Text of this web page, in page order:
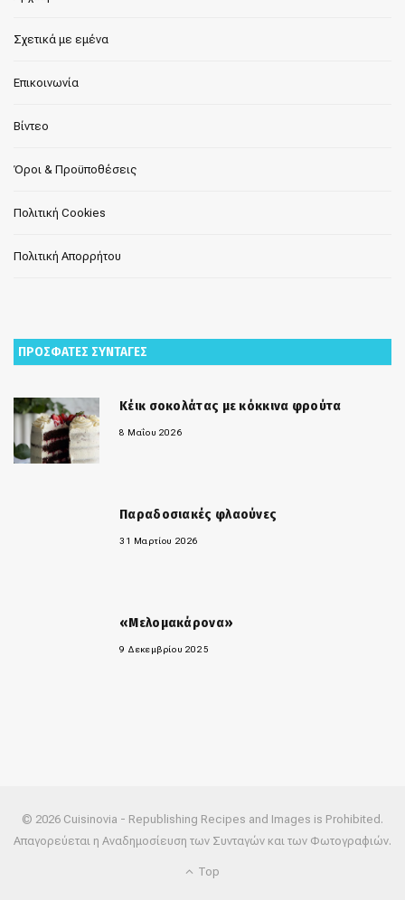
Σχετικά με εμένα
Επικοινωνία
Βίντεο
Όροι & Προϋποθέσεις
Πολιτική Cookies
Πολιτική Απορρήτου
ΠΡΟΣΦΑΤΕΣ ΣΥΝΤΑΓΕΣ
Κέικ σοκολάτας με κόκκινα φρούτα
8 Μαΐου 2026
Παραδοσιακές φλαούνες
31 Μαρτίου 2026
«Μελομακάρονα»
9 Δεκεμβρίου 2025
© 2026 Cuisinovia - Republishing Recipes and Images is Prohibited.
Απαγορεύεται η Αναδημοσίευση των Συνταγών και των Φωτογραφιών.
Top